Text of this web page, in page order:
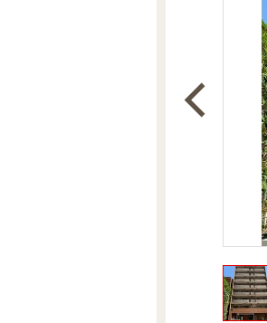
住まいと暮らしの税金の本（
住まいと暮らしの税金の本（